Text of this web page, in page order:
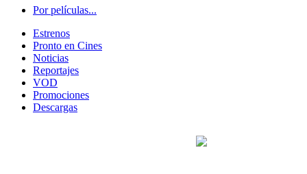
Por películas...
Estrenos
Pronto en Cines
Noticias
Reportajes
VOD
Promociones
Descargas